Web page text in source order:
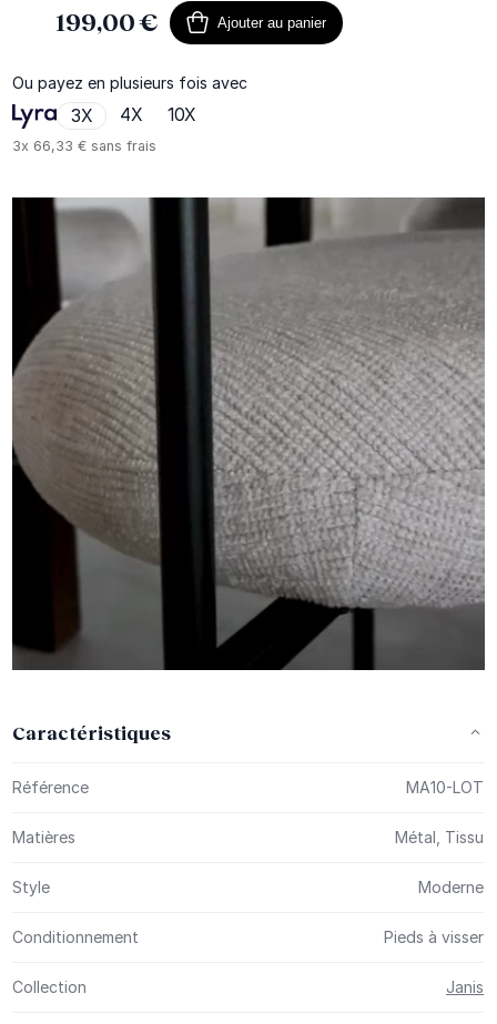
199,00 € Ajouter au panier
Ou payez en plusieurs fois avec
3X 4X 10X
3x 66,33 € sans frais
Caractéristiques
Référence MA10-LOT
Matières Métal, Tissu
Style Moderne
Conditionnement Pieds à visser
Collection Janis